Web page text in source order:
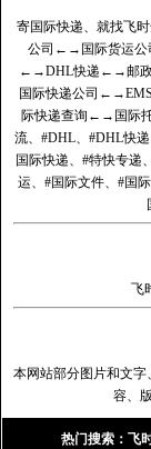
寄国际快递、就找飞
公司 ←→ 国际货运公
←→DHL快递 ←→邮
国际快递公司 ←→
际快递查询 ←→ 国际
流、#DHL、#DHL快递
国际快递、#特快专递
运、#国际文件、#国
飞
本网站部分图片和文
容、
热门搜索： 飞